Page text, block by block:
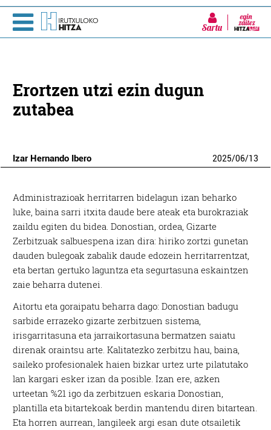
Sartu
Erortzen utzi ezin dugun
zutabea
Izar Hernando Ibero 2025/06/13
Administrazioak herritarren bidelagun izan beharko
luke, baina sarri itxita daude bere ateak eta burokraziak
zaildu egiten du bidea. Donostian, ordea, Gizarte
Zerbitzuak salbuespena izan dira: hiriko zortzi gunetan
dauden bulegoak zabalik daude edozein herritarrentzat,
eta bertan gertuko laguntza eta segurtasuna eskaintzen
zaie beharra dutenei.
Aitortu eta goraipatu beharra dago: Donostian badugu
sarbide errazeko gizarte zerbitzuen sistema,
irisgarritasuna eta jarraikortasuna bermatzen saiatu
direnak oraintsu arte. Kalitatezko zerbitzu hau, baina,
saileko profesionalek haien bizkar urtez urte pilatutako
lan kargari esker izan da posible. Izan ere, azken
urteetan %21 igo da zerbitzuen eskaria Donostian,
plantilla eta bitartekoak berdin mantendu diren bitartean.
Eta horren aurrean, langileek argi esan dute otsailetik